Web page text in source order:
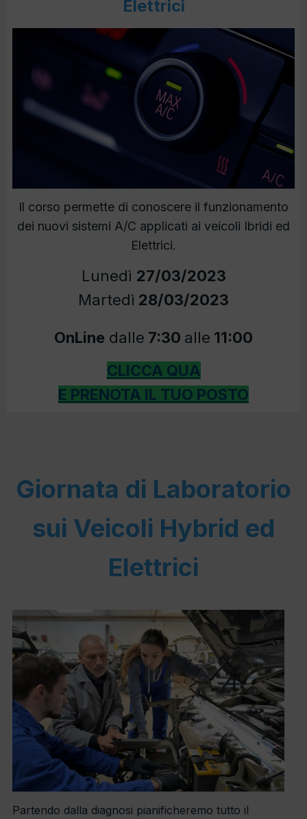
Elettrici
Il corso permette di conoscere il funzionamento
dei nuovi sistemi A/C applicati ai veicoli Ibridi ed
Elettrici.
Lunedì 27/03/2023
Martedì 28/03/2023
OnLine dalle 7:30 alle 11:00
CLICCA QUA
E PRENOTA IL TUO POSTO
Giornata di Laboratorio
sui Veicoli Hybrid ed
Elettrici
Partendo dalla diagnosi pianificheremo tutto il